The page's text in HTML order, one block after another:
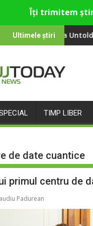
Ultimele știri
români
Untold, împreună cuRIVUS
TIMP LIBER
de date cuantice
primul centru de
Padurean